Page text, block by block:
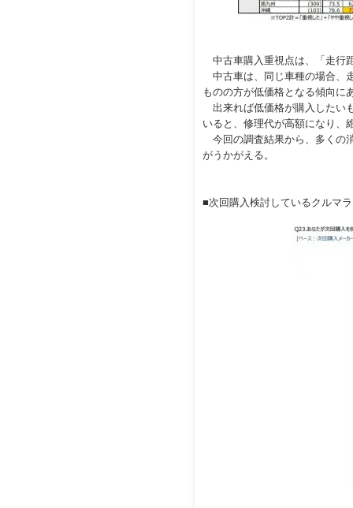
中古車購入重視点は、「走行
中古車は、同じ車種の場合、
ものの方が低価格となる傾向に
出来れば低価格が購入したい
いると、修理代が高額になり、
今回の調査結果から、多くの
がうかがえる。
■次回購入検討しているクルマ